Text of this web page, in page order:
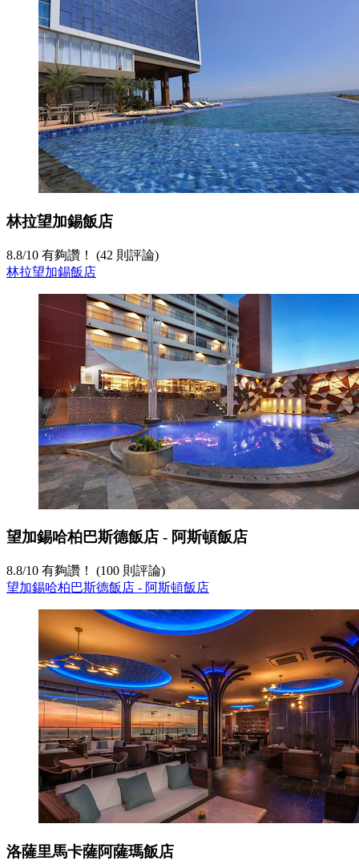
林拉望加錫飯店
8.8/10 有夠讚！ (42 則評論)
林拉望加錫飯店
望加錫哈柏巴斯德飯店 - 阿斯頓飯店
8.8/10 有夠讚！ (100 則評論)
望加錫哈柏巴斯德飯店 - 阿斯頓飯店
洛薩里馬卡薩阿薩瑪飯店